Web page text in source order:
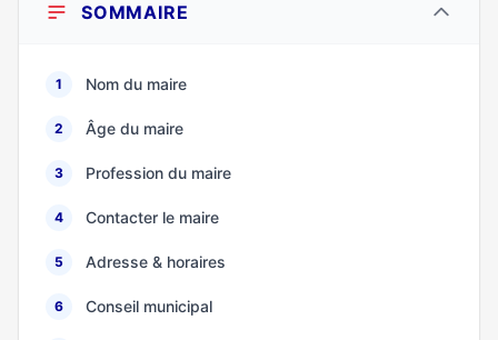
SOMMAIRE
1 Nom du maire
2 Âge du maire
3 Profession du maire
4 Contacter le maire
5 Adresse & horaires
6 Conseil municipal